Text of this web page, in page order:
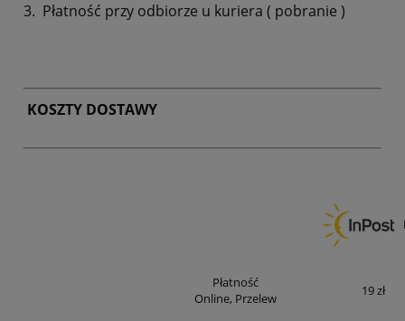
3. Płatność przy odbiorze u kuriera ( pobranie )
KOSZTY DOSTAWY
Płatność
Online, Przelew
19 zł